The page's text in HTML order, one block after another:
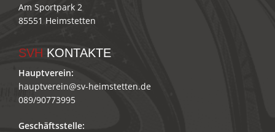
Am Sportpark 2
85551 Heimstetten
SVH KONTAKTE
Hauptverein:
hauptverein@sv-heimstetten.de
089/90773995
Geschäftsstelle: